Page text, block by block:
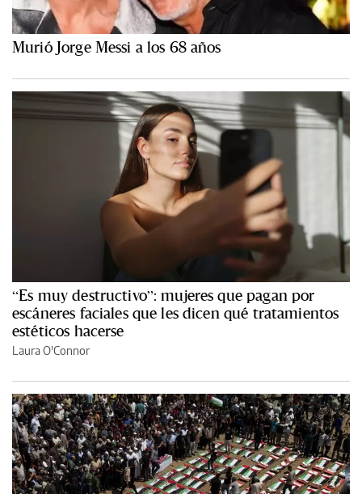
Murió Jorge Messi a los 68 años
“Es muy destructivo”: mujeres que pagan por
escáneres faciales que les dicen qué tratamientos
estéticos hacerse
Laura O'Connor